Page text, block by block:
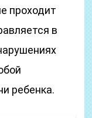
проходит
в
ребенка.